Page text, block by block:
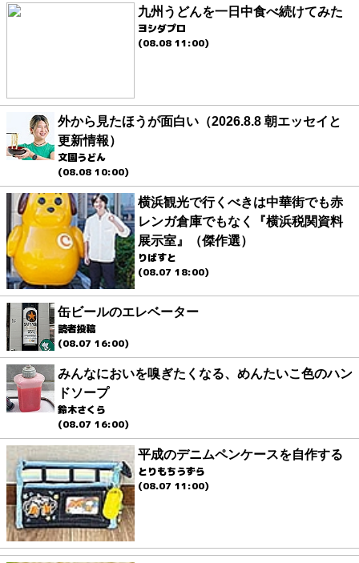
九州うどんを一日中食べ続けてみた
ヨシダプロ
(08.08 11:00)
外から見たほうが面白い（2026.8.8 朝エッセイと
更新情報）
文園うどん
(08.08 10:00)
横浜観光で行くべきは中華街でも赤
レンガ倉庫でもなく『横浜税関資料
展示室』（傑作選）
りばすと
(08.07 18:00)
缶ビールのエレベーター
読者投稿
(08.07 16:00)
みんなにおいを嗅ぎたくなる、めんたいこ色のハン
ドソープ
鈴木さくら
(08.07 16:00)
平成のデニムペンケースを自作する
とりもちうずら
(08.07 11:00)